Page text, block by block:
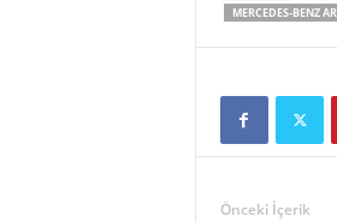
MERCEDES-BENZ
Önceki İçerik